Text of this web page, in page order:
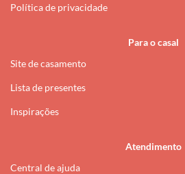
Política de privacidade
Para o casal
Site de casamento
Lista de presentes
Inspirações
Atendimento
Central de ajuda